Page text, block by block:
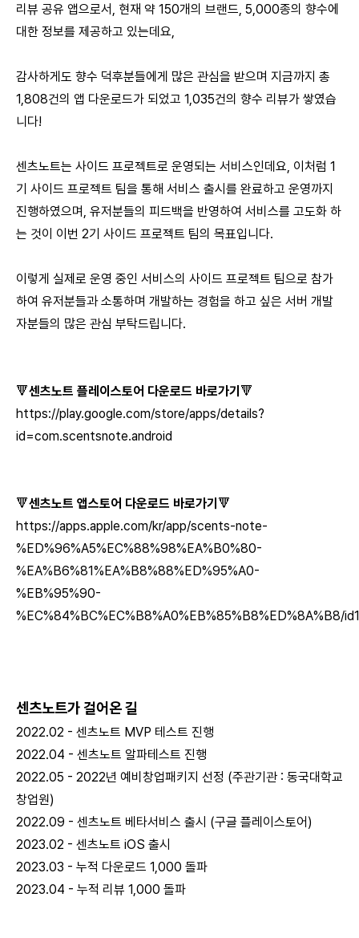
리뷰 공유 앱으로서, 현재 약 150개의 브랜드, 5,000종의 향수에
대한 정보를 제공하고 있는데요,
감사하게도 향수 덕후분들에게 많은 관심을 받으며 지금까지 총
1,808건의 앱 다운로드가 되었고 1,035건의 향수 리뷰가 쌓였습
니다!
센츠노트는 사이드 프로젝트로 운영되는 서비스인데요, 이처럼 1
기 사이드 프로젝트 팀을 통해 서비스 출시를 완료하고 운영까지
진행하였으며, 유저분들의 피드백을 반영하여 서비스를 고도화 하
는 것이 이번 2기 사이드 프로젝트 팀의 목표입니다.
이렇게 실제로 운영 중인 서비스의 사이드 프로젝트 팀으로 참가
하여 유저분들과 소통하며 개발하는 경험을 하고 싶은 서버 개발
자분들의 많은 관심 부탁드립니다.
🔻센츠노트 플레이스토어 다운로드 바로가기 🔻
https://play.google.com/store/apps/details?
id=com.scentsnote.android
🔻센츠노트 앱스토어 다운로드 바로가기 🔻
https://apps.apple.com/kr/app/scents-note-
%ED%96%A5%EC%88%98%EA%B0%80-
%EA%B6%81%EA%B8%88%ED%95%A0-
%EB%95%90-
%EC%84%BC%EC%B8%A0%EB%85%B8%ED%8A%B8/
센츠노트가 걸어온 길
2022.02 - 센츠노트 MVP 테스트 진행
2022.04 - 센츠노트 알파테스트 진행
2022.05 - 2022년 예비창업패키지 선정 (주관기관 : 동국대학교
창업원)
2022.09 - 센츠노트 베타서비스 출시 (구글 플레이스토어)
2023.02 - 센츠노트 iOS 출시
2023.03 - 누적 다운로드 1,000 돌파
2023.04 - 누적 리뷰 1,000 돌파